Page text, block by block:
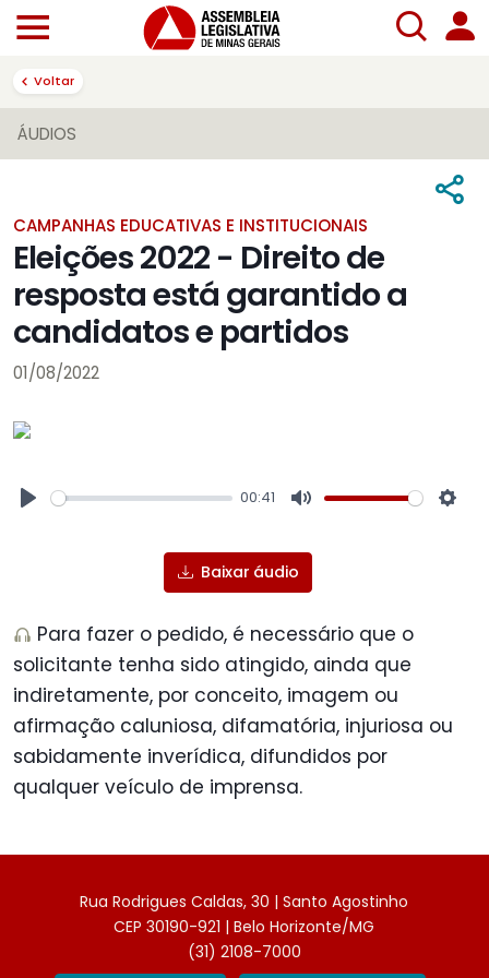
Voltar
ÁUDIOS
CAMPANHAS EDUCATIVAS E INSTITUCIONAIS
Eleições 2022 - Direito de
resposta está garantido a
candidatos e partidos
01/08/2022
00:41
Baixar áudio
Para fazer o pedido, é necessário que o
solicitante tenha sido atingido, ainda que
indiretamente, por conceito, imagem ou
afirmação caluniosa, difamatória, injuriosa ou
sabidamente inverídica, difundidos por
qualquer veículo de imprensa.
Rua Rodrigues Caldas, 30 | Santo Agostinho
CEP 30190-921 | Belo Horizonte/MG
(31) 2108-7000